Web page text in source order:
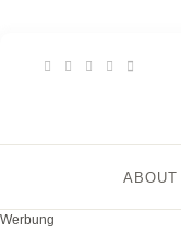
ABOUT
Werbung